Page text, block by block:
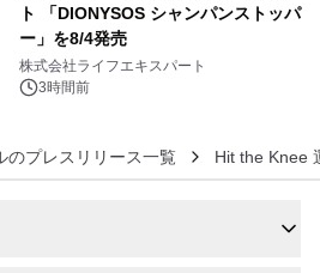
ト 「DIONYSOS シャンパンストッパ
ー」を8/4発売
株式会社ライフエキスパート
3時間前
のプレスリリース一覧 Hit the Knee